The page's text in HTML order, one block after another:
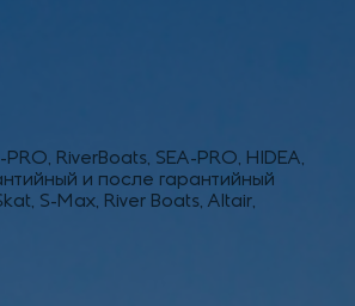
RiverBoats, SEA-PRO, HIDEA,
и после гарантийный
S-Max, River Boats, Altair,